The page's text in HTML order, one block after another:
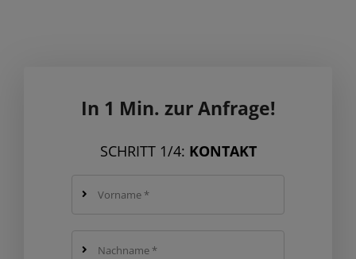
In 1 Min. zur Anfrage!
SCHRITT 1/4: KONTAKT